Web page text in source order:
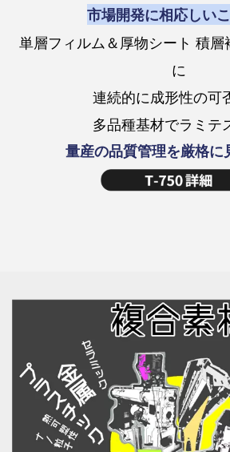
市場開発に相応しい
単層フィルム＆厚物シート 積
に
連続的に成形性の可
多品種基材でラミテ
量産の品質管理を厳格に